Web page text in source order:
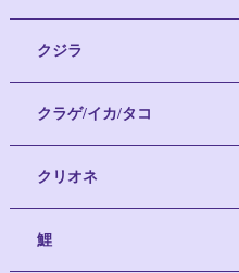
クジラ
クラゲ/イカ/タコ
クリオネ
鯉